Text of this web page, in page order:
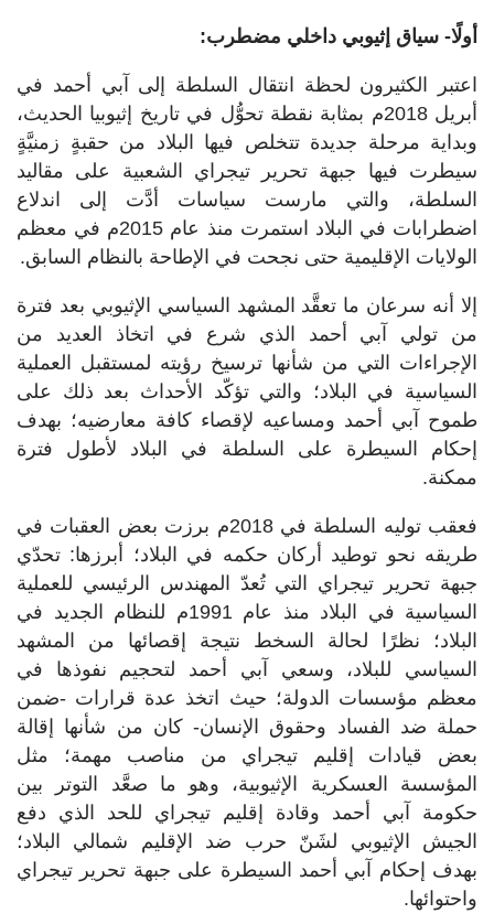
أولًا- سياق إثيوبي داخلي مضطرب:
اعتبر الكثيرون لحظة انتقال السلطة إلى آبي أحمد في
أبريل 2018م بمثابة نقطة تحوُّل في تاريخ إثيوبيا الحديث،
وبداية مرحلة جديدة تتخلص فيها البلاد من حقبةٍ زمنيَّةٍ
سيطرت فيها جبهة تحرير تيجراي الشعبية على مقاليد
السلطة، والتي مارست سياسات أدَّت إلى اندلاع
اضطرابات في البلاد استمرت منذ عام 2015م في معظم
الولايات الإقليمية حتى نجحت في الإطاحة بالنظام السابق.
إلا أنه سرعان ما تعقَّد المشهد السياسي الإثيوبي بعد فترة
من تولي آبي أحمد الذي شرع في اتخاذ العديد من
الإجراءات التي من شأنها ترسيخ رؤيته لمستقبل العملية
السياسية في البلاد؛ والتي تؤكّد الأحداث بعد ذلك على
طموح آبي أحمد ومساعيه لإقصاء كافة معارضيه؛ بهدف
إحكام السيطرة على السلطة في البلاد لأطول فترة
ممكنة.
فعقب توليه السلطة في 2018م برزت بعض العقبات في
طريقه نحو توطيد أركان حكمه في البلاد؛ أبرزها: تحدّي
جبهة تحرير تيجراي التي تُعدّ المهندس الرئيسي للعملية
السياسية في البلاد منذ عام 1991م للنظام الجديد في
البلاد؛ نظرًا لحالة السخط نتيجة إقصائها من المشهد
السياسي للبلاد، وسعي آبي أحمد لتحجيم نفوذها في
معظم مؤسسات الدولة؛ حيث اتخذ عدة قرارات -ضمن
حملة ضد الفساد وحقوق الإنسان- كان من شأنها إقالة
بعض قيادات إقليم تيجراي من مناصب مهمة؛ مثل
المؤسسة العسكرية الإثيوبية، وهو ما صعَّد التوتر بين
حكومة آبي أحمد وقادة إقليم تيجراي للحد الذي دفع
الجيش الإثيوبي لشَنّ حرب ضد الإقليم شمالي البلاد؛
بهدف إحكام آبي أحمد السيطرة على جبهة تحرير تيجراي
واحتوائها.